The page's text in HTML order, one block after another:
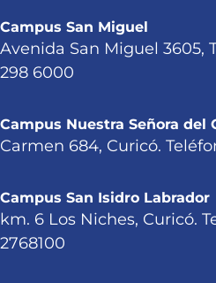
Campus San Miguel
Avenida San Miguel 3605,
298 6000
Campus Nuestra Señora del
Carmen 684, Curicó.
Campus San Isidro Labrador
km. 6 Los Niches, Curicó.
2768100